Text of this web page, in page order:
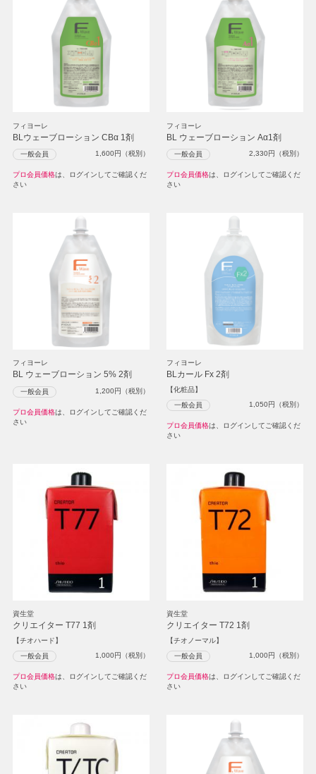
フィヨーレ
BLウェーブローション CBα 1剤
一般会員 1,600円（税別）
プロ会員価格は、ログインしてご確認くだ
さい
フィヨーレ
BL ウェーブローション Aα1剤
一般会員 2,330円（税別）
プロ会員価格は、ログインしてご確認くだ
さい
フィヨーレ
BL ウェーブローション 5% 2剤
一般会員 1,200円（税別）
プロ会員価格は、ログインしてご確認くだ
さい
フィヨーレ
BLカール Fx 2剤
【化粧品】
一般会員 1,050円（税別）
プロ会員価格は、ログインしてご確認くだ
さい
資生堂
クリエイター T77 1剤
【チオハード】
一般会員 1,000円（税別）
プロ会員価格は、ログインしてご確認くだ
さい
資生堂
クリエイター T72 1剤
【チオノーマル】
一般会員 1,000円（税別）
プロ会員価格は、ログインしてご確認くだ
さい